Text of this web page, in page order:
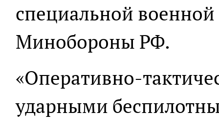
специальной
Минобороны РФ.
«Оперативно-
ударными